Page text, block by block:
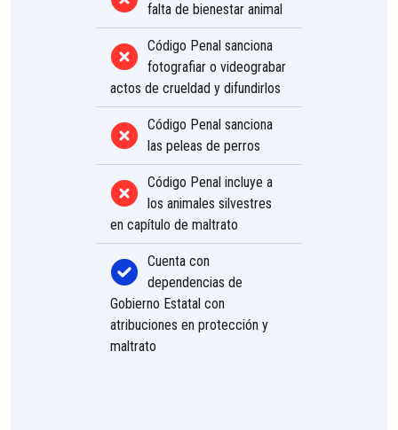
falta de bienestar animal
Código Penal sanciona
fotografiar o videograbar
actos de crueldad y difundirlos
Código Penal sanciona
las peleas de perros
Código Penal incluye a
los animales silvestres
en capítulo de maltrato
Cuenta con
dependencias de
Gobierno Estatal con
atribuciones en protección y
maltrato